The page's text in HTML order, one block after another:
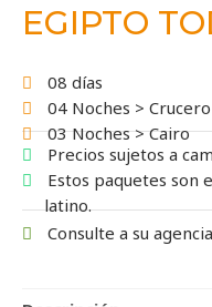
EGIPTO
08 días
04 Noches >
03 Noches > Cairo
Precios sujetos a
Estos paquetes son
latino.
Consulte a su